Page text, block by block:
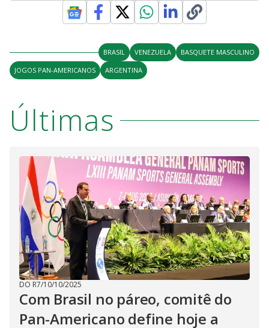
BRASIL VENEZUELA
BASQUETE MASCULINO
JOGOS PAN-AMERICANOS
ARGENTINA
Últimas
DO R7/10/10/2025
Com Brasil no páreo, comitê do
Pan-Americano define hoje a